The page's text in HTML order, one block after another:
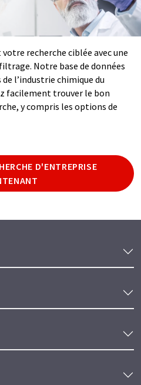
recherche ciblée avec une
Notre base de données
l’industrie chimique du
facilement trouver le bon
y compris les options de
D'ENTREPRISE